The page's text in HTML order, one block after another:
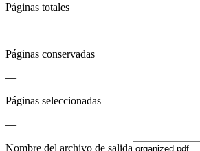
Páginas totales
—
Páginas conservadas
—
Páginas seleccionadas
—
Nombre del archivo de salida